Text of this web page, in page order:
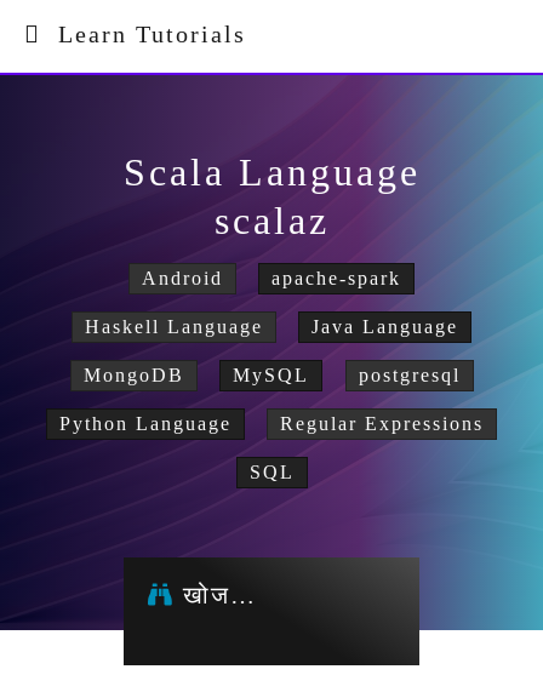
Learn Tutorials
Scala Language
scalaz
Android apache-spark
Haskell Language Java Language
MongoDB MySQL postgresql
Python Language Regular Expressions
SQL
खोज…